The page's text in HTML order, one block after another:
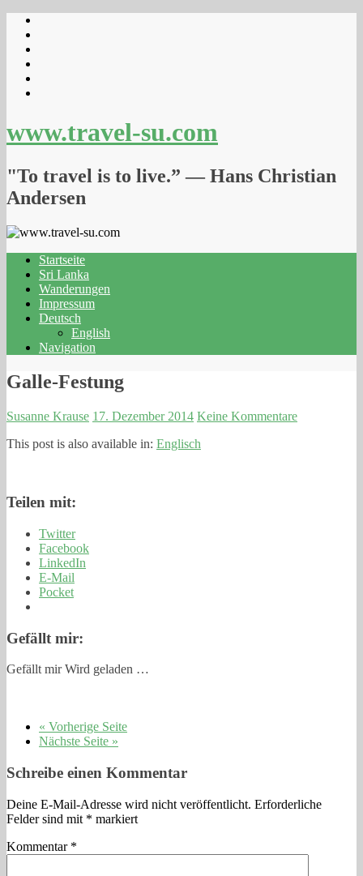
www.travel-su.com
"To travel is to live.” ― Hans Christian
Andersen
Startseite
Sri Lanka
Wanderungen
Impressum
Deutsch
English
Navigation
Galle-Festung
Susanne Krause 17. Dezember 2014 Keine Kommentare
This post is also available in: Englisch
Teilen mit:
Twitter
Facebook
LinkedIn
E-Mail
Pocket
Gefällt mir:
Gefällt mir Wird geladen …
« Vorherige Seite
Nächste Seite »
Schreibe einen Kommentar
Deine E-Mail-Adresse wird nicht veröffentlicht. Erforderliche
Felder sind mit * markiert
Kommentar *